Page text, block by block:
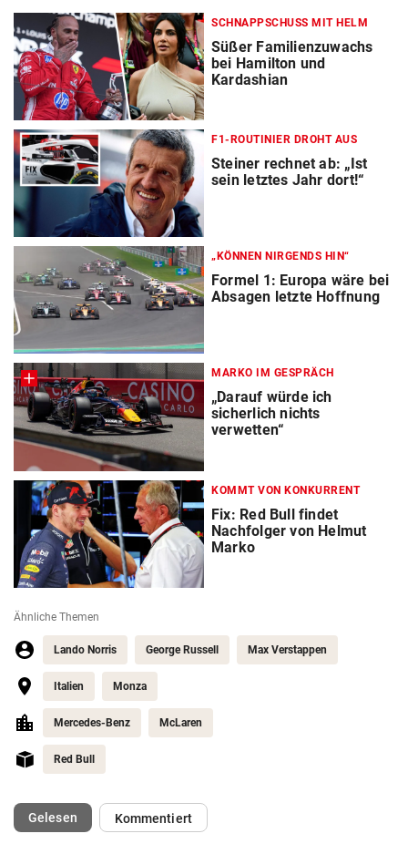
SCHNAPPSCHUSS MIT HELM
Süßer Familienzuwachs
bei Hamilton und
Kardashian
F1-ROUTINIER DROHT AUS
Steiner rechnet ab: „Ist
sein letztes Jahr dort!“
„KÖNNEN NIRGENDS HIN“
Formel 1: Europa wäre bei
Absagen letzte Hoffnung
MARKO IM GESPRÄCH
„Darauf würde ich
sicherlich nichts
verwetten“
KOMMT VON KONKURRENT
Fix: Red Bull findet
Nachfolger von Helmut
Marko
Ähnliche Themen
Lando Norris George Russell Max Verstappen
Italien Monza
Mercedes-Benz McLaren
Red Bull
Gelesen(ausgewählt)Kommentiert